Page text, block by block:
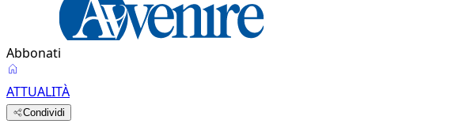
Abbonati
ATTUALITÀ
Condividi